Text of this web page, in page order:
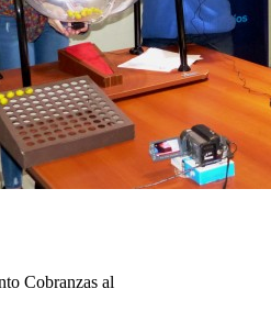
Cobranzas al